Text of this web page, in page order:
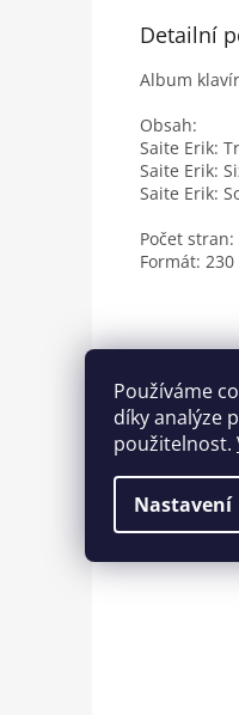
Používáme
díky analýze
použitelnost.
Nastavení
Detailní
Album
Obsah:
Saite Erik:
Saite Erik:
Saite Erik:
Počet stran:
Formát: